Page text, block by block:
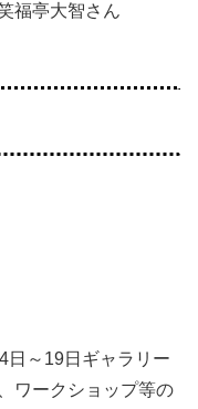
福亭大智さん
日～19日ギャラリー
ワークショップ等の